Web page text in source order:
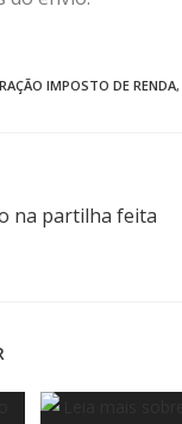
IMPOSTO DE RENDA,
na partilha feita